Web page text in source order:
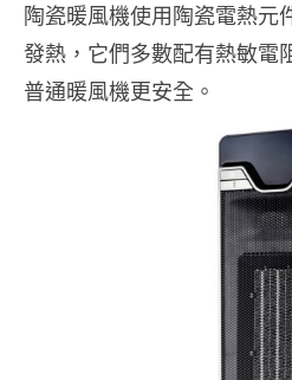
陶瓷暖風機使用陶瓷電熱元
發熱，它們多數配有熱敏電
普通暖風機更安全。